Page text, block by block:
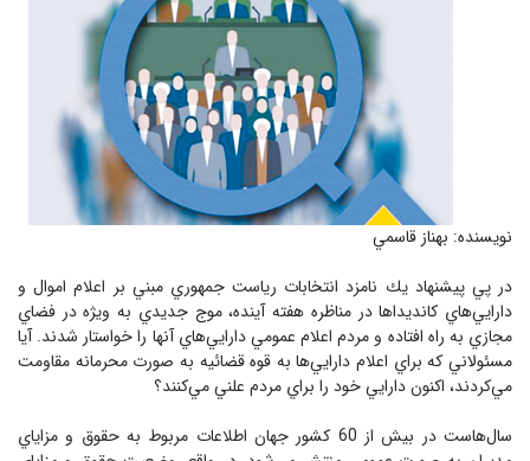
نویسنده: بهناز قاسمي
در پي پيشنهاد يك نامزد انتخابات رياست جمهوري مبني بر اعلام اموال و
دارايي‌هاي كانديداها در مناظره هفته آينده، موج جديدي به ويژه در فضاي
مجازي به راه افتاده و مردم اعلام عمومي دارايي‌هاي آنها را خواستار شدند. آيا
مسئولاني كه براي اعلام دارايي‌ها به قوه قضائيه به صورت محرمانه مقاومت
مي‌كردند، اكنون دارايي خود را براي مردم علني مي‌كنند؟
سال‌هاست در بيش از 60 كشور جهان اطلاعات مربوط به حقوق و مزاياي